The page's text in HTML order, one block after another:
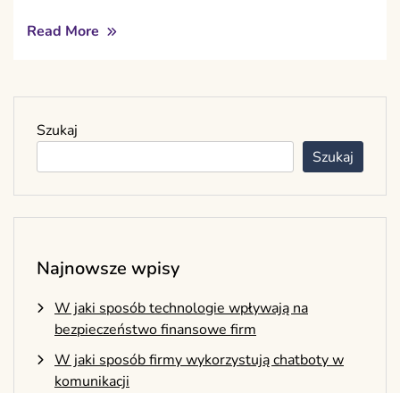
Read More
Szukaj
Szukaj
Najnowsze wpisy
W jaki sposób technologie wpływają na
bezpieczeństwo finansowe firm
W jaki sposób firmy wykorzystują chatboty w
komunikacji